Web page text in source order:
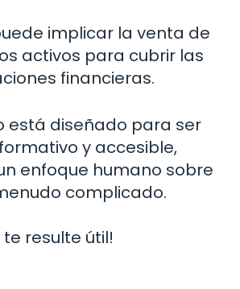
implicar la venta de
activos para cubrir las
financieras.
está diseñado para ser
y accesible,
enfoque humano sobre
complicado.
te resulte útil!